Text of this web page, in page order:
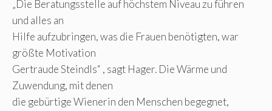
„Die Beratungsstelle auf höchstem Niveau zu führen
und alles an
Hilfe aufzubringen, was die Frauen benötigten, war
größte Motivation
Gertraude Steindls“ , sagt Hager. Die Wärme und
Zuwendung, mit denen
die gebürtige Wienerin den Menschen begegnet,